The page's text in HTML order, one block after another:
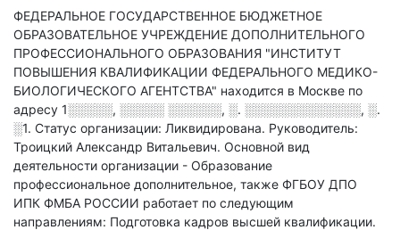
ФЕДЕРАЛЬНОЕ ГОСУДАРСТВЕННОЕ БЮДЖЕТНОЕ
ОБРАЗОВАТЕЛЬНОЕ УЧРЕЖДЕНИЕ ДОПОЛНИТЕЛЬНОГО
ПРОФЕССИОНАЛЬНОГО ОБРАЗОВАНИЯ "ИНСТИТУТ
ПОВЫШЕНИЯ КВАЛИФИКАЦИИ ФЕДЕРАЛЬНОГО МЕДИКО-
БИОЛОГИЧЕСКОГО АГЕНТСТВА" находится в Москве по
адресу 1░░░░░, ░░░░░ ░░░░░░, ░. ░░░░░░░░░░░░░, ░.
░1. Статус организации: Ликвидирована. Руководитель:
Троицкий Александр Витальевич. Основной вид
деятельности организации - Образование
профессиональное дополнительное, также ФГБОУ ДПО
ИПК ФМБА РОССИИ работает по следующим
направлениям: Подготовка кадров высшей квалификации.